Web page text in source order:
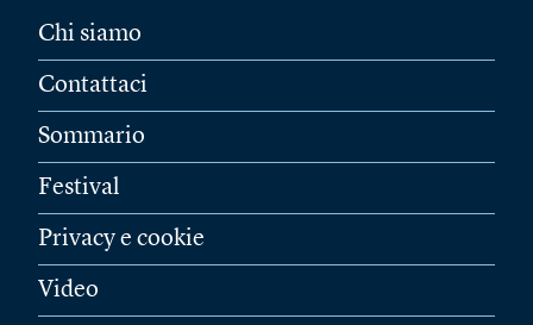
Chi siamo
Contattaci
Sommario
Festival
Privacy e cookie
Video